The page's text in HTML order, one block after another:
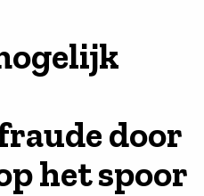
door
het spoor